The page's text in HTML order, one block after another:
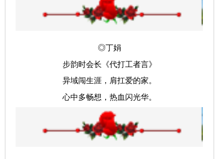
◎丁娟
步韵时会长《代打工者言》
异域闯生涯，肩扛爱的家。
心中多畅想，热血闪光华。